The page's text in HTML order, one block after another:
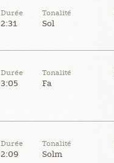
Durée
2:31
Tonalité
Sol
Durée
3:05
Tonalité
Fa
Durée
2:09
Tonalité
Solm